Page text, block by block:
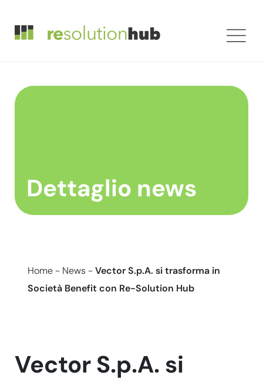
Dettaglio news
Home - News -Vector S.p.A. si trasforma in
Società Benefit con Re-Solution Hub
Vector S.p.A. si